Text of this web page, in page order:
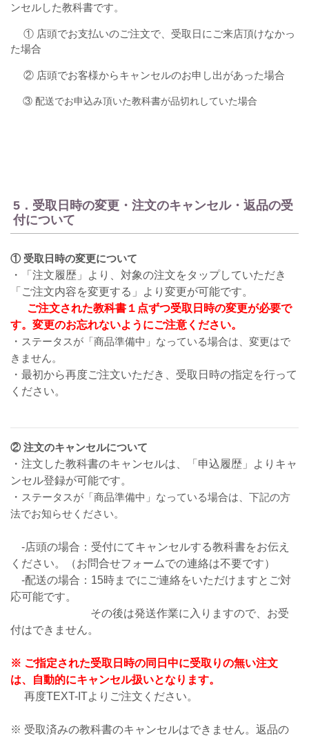
ンセルした教科書です。
① 店頭でお支払いのご注文で、受取日にご来店頂けなかっ
た場合
② 店頭でお客様からキャンセルのお申し出があった場合
③ 配送でお申込み頂いた教科書が品切れしていた場合
5．受取日時の変更・注文のキャンセル・返品の受
付について
① 受取日時の変更について
・「注文履歴」より、対象の注文をタップしていただき
「ご注文内容を変更する」より変更が可能です。
ご注文された教科書１点ずつ受取日時の変更が必要で
す。変更のお忘れないようにご注意ください。
・ ステータスが「商品準備中」なっている場合は、変更はで
きません。
・最初から再度ご注文いただき、受取日時の指定を行って
ください。
② 注文のキャンセルについて
・注文した教科書のキャンセルは、「申込履歴」よりキャ
ンセル登録が可能です。
・ ステータスが「商品準備中」なっている場合は、下記の方
法でお知らせください。
-店頭の場合：受付にてキャンセルする教科書をお伝え
ください。（お問合せフォームでの連絡は不要です）
-配送の場合：15時までにご連絡をいただけますとご対
応可能です。
その後は発送作業に入りますので、お受
付はできません。
※ ご指定された受取日時の同日中に受取りの無い注文
は、自動的にキャンセル扱いとなります。
再度TEXT-ITよりご注文ください。
※ 受取済みの教科書のキャンセルはできません。返品の